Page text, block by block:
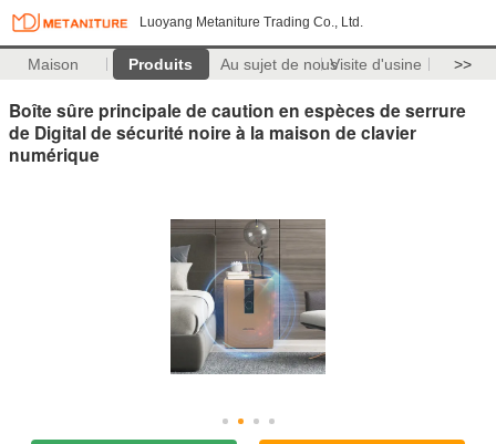
Luoyang Metaniture Trading Co., Ltd.
Maison Produits Au sujet de nousVisite d'usine >>
Boîte sûre principale de caution en espèces de serrure
de Digital de sécurité noire à la maison de clavier
numérique